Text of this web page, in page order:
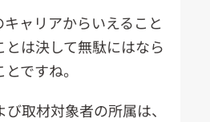
ャリアからいえること
は決して無駄にはなら
ですね。
取材対象者の所属は、